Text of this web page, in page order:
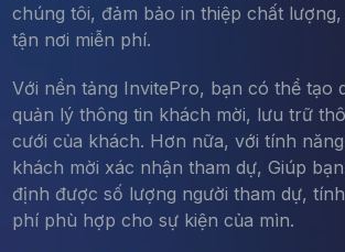
chúng tôi, đảm bảo in thiệp chất
tận nơi miễn phí.
Với nền tảng InvitePro, bạn có thể tạo
quản lý thông tin khách mời, lưu trữ
cưới của khách. Hơn nữa, với tính
khách mời xác nhận tham dự, Giúp
định được số lượng người tham dự,
phí phù hợp cho sự kiện của mìn.